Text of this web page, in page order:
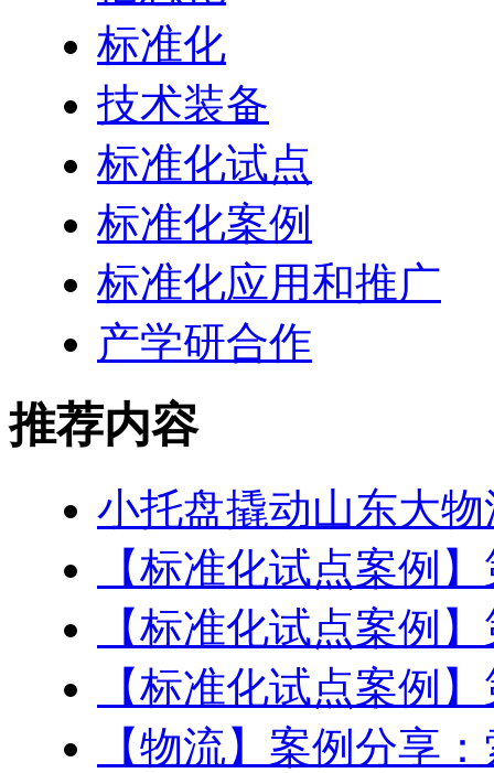
标准化
技术装备
标准化试点
标准化案例
标准化应用和推广
产学研合作
推荐内容
小托盘撬动山东大
【标准化试点案例
【标准化试点案例
【标准化试点案例
【物流】案例分享